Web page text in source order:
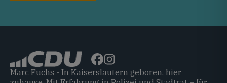
Marc Fuchs - In Kaiserslautern geboren, hier